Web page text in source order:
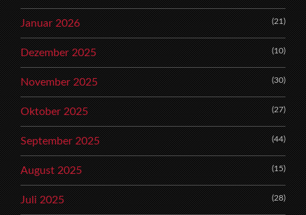
Januar 2026 (21)
Dezember 2025 (10)
November 2025 (30)
Oktober 2025 (27)
September 2025 (44)
August 2025 (15)
Juli 2025 (28)